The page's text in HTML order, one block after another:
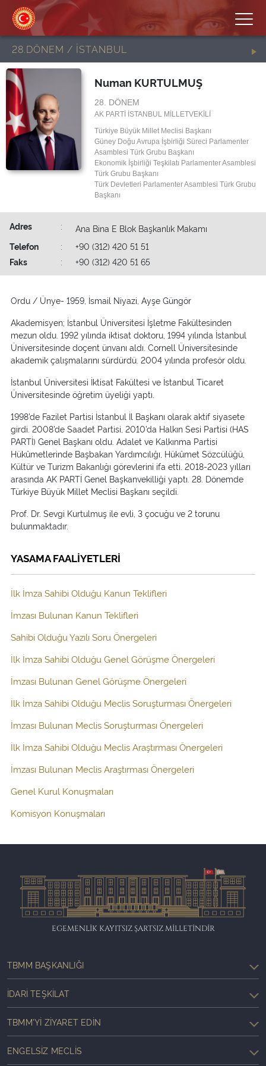
28.DÖNEM / İSTANBUL
Numan KURTULMUŞ
28. DÖNEM
AK PARTİ İSTANBUL MİLLETVEKİLİ
Türkiye Büyük Millet Meclisi Başkanı
Güney Doğu Avrupa İşbirliği Süreci Parlamenter
Asamblesi Türk Grubu Başkanı
Ekonomik İşbirliği Teşkilatı Parlamenter Asamblesi
Türk Grubu Başkanı
Türk Devletleri Parlamenter Asamblesi Türk Grubu
Başkanı
Adres :
Ana Bina E Blok Başkanlık Makamı
Telefon
:
+90 (312) 420 51 51
Faks
: +90 (312) 420 51 65
Ordu / Ünye- 1959, İsmail Niyazi, Ayşe Güngör
Akademisyen; İstanbul Üniversitesi İşletme Fakültesinden
mezun oldu. 1992 yılında iktisat doktoru, 1994 yılında İstanbul
Üniversitesinde doçent ünvanı aldı. Cornell Üniversitesinde
akademik çalışmalarını sürdürdü. 2004 yılında profesör oldu.
İstanbul Üniversitesi İktisat Fakültesi ve İstanbul Ticaret
Üniversitesinde öğretim üyeliği yaptı.
1998’de Fazilet Partisi İstanbul İl Başkanı olarak aktif siyasete
girdi. 2008’de Saadet Partisi, 2010’da Halkın Sesi Partisi (HAS
PARTİ) Genel Başkanı oldu. Adalet ve Kalkınma Partisi
Hükûmetlerinde Başbakan Yardımcılığı, Hükûmet Sözcülüğü,
Kültür ve Turizm Bakanlığı görevlerini ifa etti. 2018-2023 yılları
arasında AK PARTİ Genel Başkanvekilliği yaptı. 28. Dönemde
Türkiye Büyük Millet Meclisi Başkanı seçildi.
Prof. Dr. Sevgi Kurtulmuş ile evli, 3 çocuğu ve 2 torunu
bulunmaktadır.
YASAMA FAALİYETLERİ
İlk İmza Sahibi Olduğu Kanun Teklifleri
İmzası Bulunan Kanun Teklifleri
Sahibi Olduğu Yazılı Soru Önergeleri
İlk İmza Sahibi Olduğu Genel Görüşme Önergeleri
İmzası Bulunan Genel Görüşme Önergeleri
İlk İmza Sahibi Olduğu Meclis Soruşturması Önergeleri
İmzası Bulunan Meclis Soruşturması Önergeleri
İlk İmza Sahibi Olduğu Meclis Araştırması Önergeleri
İmzası Bulunan Meclis Araştırması Önergeleri
Genel Kurul Konuşmaları
Komisyon Konuşmaları
EGEMENLİK KAYITSIZ ŞARTSIZ MİLLETİNDİR
TBMM BAŞKANLIĞI
İDARI TEŞKILAT
TBMM'YI ZIYARET EDIN
ENGELSIZ MECLIS